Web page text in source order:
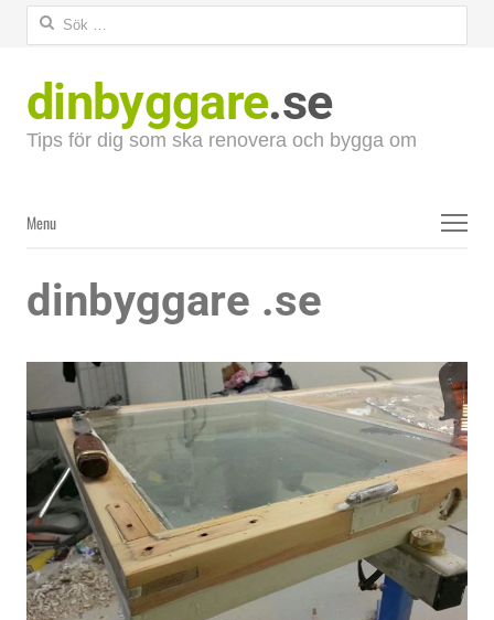
Sök
dinbyggare.se
Tips för dig som ska renovera och bygga om
Menu
Menu
dinbyggare .se